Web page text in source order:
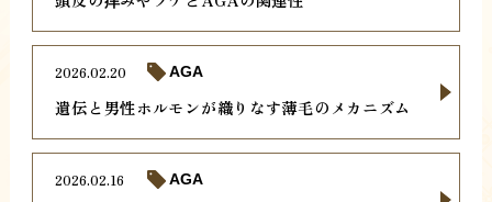
遺伝と男性ホルモンが織りなす薄毛のメカニズム
2026.02.20 AGA
2026.02.16 AGA